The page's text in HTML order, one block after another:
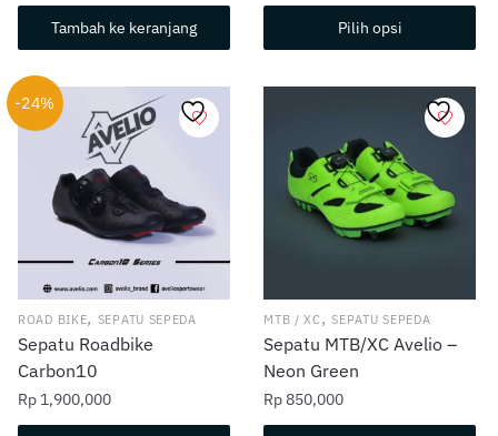
Tambah ke keranjang Pilih opsi
ini
Pilihan
dapat
halaman
produk
-24%
ROAD BIKE, SEPATU SEPEDA
Sepatu Roadbike
Carbon10
Rp 1,900,000
MTB / XC ,SEPATU SEPEDA
Sepatu MTB/XC Avelio –
Neon Green
Rp850,000